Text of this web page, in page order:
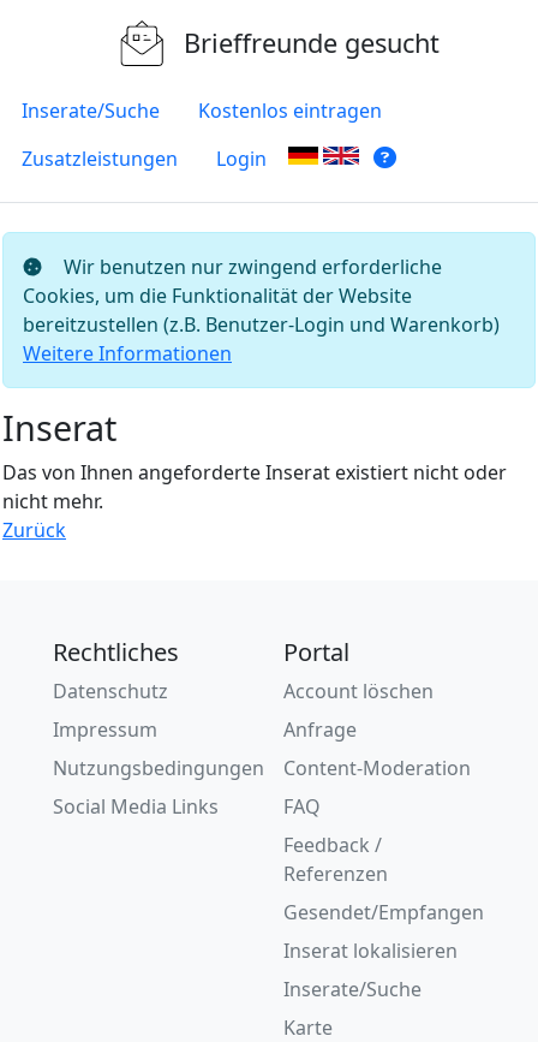
Brieffreunde gesucht
Inserate/Suche
Kostenlos eintragen
Zusatzleistungen
Login
Wir benutzen nur zwingend erforderliche
Cookies, um die Funktionalität der Website
bereitzustellen (z.B. Benutzer-Login und Warenkorb)
Weitere Informationen
Inserat
Das von Ihnen angeforderte Inserat existiert nicht oder
nicht mehr.
Zurück
Rechtliches
Datenschutz
Impressum
Nutzungsbedingungen
Social Media Links
Portal
Account löschen
Anfrage
Content-Moderation
FAQ
Feedback /
Referenzen
Gesendet/Empfangen
Inserat lokalisieren
Inserate/Suche
Karte